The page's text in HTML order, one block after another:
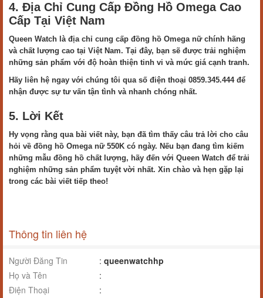
4. Địa Chỉ Cung Cấp Đồng Hồ Omega Cao
Cấp Tại Việt Nam
Queen Watch là địa chỉ cung cấp đồng hồ Omega nữ chính hãng
và chất lượng cao tại Việt Nam. Tại đây, bạn sẽ được trải nghiệm
những sản phẩm với độ hoàn thiện tinh vi và mức giá cạnh tranh.
Hãy liên hệ ngay với chúng tôi qua số điện thoại 0859.345.444 để
nhận được sự tư vấn tận tình và nhanh chóng nhất.
5. Lời Kết
Hy vọng rằng qua bài viết này, bạn đã tìm thấy câu trả lời cho câu
hỏi về đồng hồ Omega nữ 550K có ngày. Nếu bạn đang tìm kiếm
những mẫu đồng hồ chất lượng, hãy đến với Queen Watch để trải
nghiệm những sản phẩm tuyệt vời nhất. Xin chào và hẹn gặp lại
trong các bài viết tiếp theo!
Thông tin liên hệ
Người Đăng Tin : queenwatchhp
Họ và Tên
:
Điện Thoại
: